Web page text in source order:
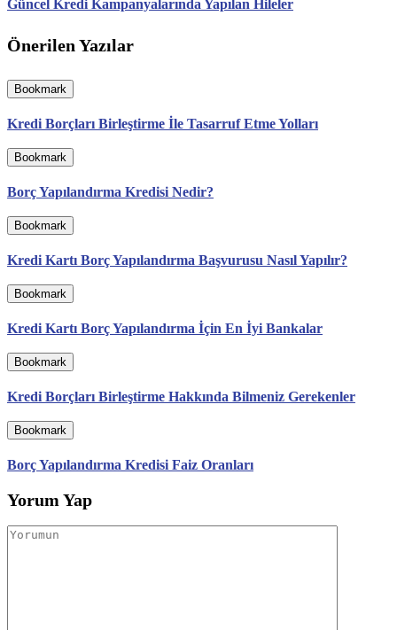
Güncel Kredi Kampanyalarında Yapılan Hileler
Önerilen Yazılar
Bookmark
Kredi Borçları Birleştirme İle Tasarruf Etme Yolları
Bookmark
Borç Yapılandırma Kredisi Nedir?
Bookmark
Kredi Kartı Borç Yapılandırma Başvurusu Nasıl Yapılır?
Bookmark
Kredi Kartı Borç Yapılandırma İçin En İyi Bankalar
Bookmark
Kredi Borçları Birleştirme Hakkında Bilmeniz Gerekenler
Bookmark
Borç Yapılandırma Kredisi Faiz Oranları
Yorum Yap